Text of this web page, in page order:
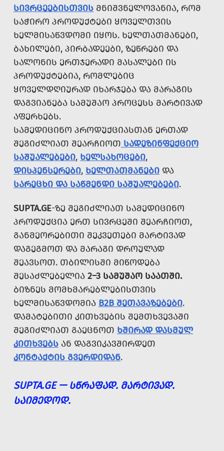
ᲡᲘᲕᲠᲪᲔᲔᲑᲘᲡᲗᲕᲘᲡ ᲛᲜᲘᲨᲕᲜᲔᲚᲝᲕᲐᲜᲘᲐ, ᲠᲝᲛ
ᲡᲐᲭᲘᲠᲝ ᲞᲠᲝᲓᲣᲥᲢᲔᲑᲘ ᲧᲝᲕᲔᲚᲗᲕᲘᲡ
ᲮᲔᲚᲛᲘᲡᲐᲬᲕᲓᲝᲛᲘ ᲘᲧᲝᲡ. ᲮᲔᲚᲗᲐᲗᲛᲐᲜᲔᲑᲘ,
ᲑᲐᲮᲘᲚᲔᲑᲘ, ᲞᲘᲠᲑᲐᲓᲔᲔᲑᲘ, ᲖᲔᲬᲠᲔᲑᲘ ᲓᲐ
ᲡᲐᲚᲝᲜᲘᲡ ᲔᲠᲗᲯᲔᲠᲐᲓᲘ ᲛᲐᲡᲐᲚᲔᲑᲘ ᲘᲡ
ᲞᲠᲝᲓᲣᲥᲢᲔᲑᲘᲐ, ᲠᲝᲛᲚᲔᲑᲘᲪ
ᲧᲝᲕᲔᲚᲓᲦᲘᲣᲠᲐᲓ ᲘᲮᲐᲠᲯᲔᲑᲐ ᲓᲐ ᲛᲐᲠᲐᲒᲘᲡ
ᲓᲐᲒᲕᲘᲐᲜᲔᲑᲐ ᲡᲐᲛᲣᲨᲐᲝ ᲞᲠᲝᲪᲔᲡᲡ ᲛᲐᲠᲢᲘᲕᲐᲓ
ᲐᲤᲔᲠᲮᲔᲑᲡ.
ᲡᲐᲛᲔᲓᲘᲪᲘᲜᲝ ᲞᲠᲝᲓᲣᲥᲪᲘᲐᲡᲗᲐᲜ ᲔᲠᲗᲐᲓ
ᲨᲔᲒᲘᲫᲚᲘᲐᲗ ᲨᲔᲐᲠᲩᲘᲝᲗ ᲡᲐᲓᲔᲖᲘᲜᲤᲔᲥᲪᲘᲝ
ᲡᲐᲨᲣᲐᲚᲔᲑᲔᲑᲘ, ᲮᲔᲚᲡᲐᲮᲝᲪᲔᲑᲘ,
ᲓᲘᲡᲞᲔᲜᲡᲔᲠᲔᲑᲘ, ᲮᲔᲚᲗᲐᲗᲛᲐᲜᲔᲑᲘ ᲓᲐ
ᲡᲐᲠᲔᲪᲮᲘ ᲓᲐ ᲡᲐᲬᲛᲔᲜᲓᲘ ᲡᲐᲨᲣᲐᲚᲔᲑᲔᲑᲘ.
SUPTA.GE-ᲖᲔ ᲨᲔᲒᲘᲫᲚᲘᲐᲗ ᲡᲐᲛᲔᲓᲘᲪᲘᲜᲝ
ᲞᲠᲝᲓᲣᲥᲪᲘᲐ ᲔᲠᲗ ᲡᲘᲕᲠᲪᲔᲨᲘ ᲨᲔᲐᲠᲩᲘᲝᲗ,
ᲒᲐᲜᲛᲔᲝᲠᲔᲑᲘᲗᲘ ᲨᲔᲙᲕᲔᲗᲔᲑᲘ ᲛᲐᲠᲢᲘᲕᲐᲓ
ᲓᲐᲒᲔᲒᲛᲝᲗ ᲓᲐ ᲛᲐᲠᲐᲒᲘ ᲓᲠᲝᲣᲚᲐᲓ
ᲨᲔᲐᲕᲡᲝᲗ. ᲗᲑᲘᲚᲘᲡᲨᲘ ᲛᲘᲬᲝᲓᲔᲑᲐ
ᲨᲔᲡᲐᲫᲚᲔᲑᲔᲚᲘᲐ 2–3 ᲡᲐᲛᲣᲨᲐᲝ ᲡᲐᲐᲗᲨᲘ.
ᲑᲘᲖᲜᲔᲡ ᲛᲝᲛᲮᲛᲐᲠᲔᲑᲚᲔᲑᲘᲡᲗᲕᲘᲡ
ᲮᲔᲚᲛᲘᲡᲐᲬᲕᲓᲝᲛᲘᲐ B2B ᲨᲔᲗᲐᲕᲐᲖᲔᲑᲔᲑᲘ.
ᲓᲐᲛᲐᲢᲔᲑᲘᲗᲘ ᲙᲘᲗᲮᲕᲔᲑᲘᲡ ᲨᲔᲛᲗᲮᲕᲔᲕᲐᲨᲘ
ᲨᲔᲒᲘᲫᲚᲘᲐᲗ ᲒᲐᲔᲪᲜᲝᲗ ᲮᲨᲘᲠᲐᲓ ᲓᲐᲡᲛᲣᲚ
ᲙᲘᲗᲮᲕᲔᲑᲡ ᲐᲜ ᲓᲐᲒᲕᲘᲙᲐᲕᲨᲘᲠᲓᲔᲗ
ᲙᲝᲜᲢᲐᲥᲢᲘᲡ ᲒᲕᲔᲠᲓᲘᲓᲐᲜ.
SUPTA.GE — ᲡᲬᲠᲐᲤᲐᲓ. ᲛᲐᲠᲢᲘᲕᲐᲓ.
ᲡᲐᲘᲛᲔᲓᲝᲓ.